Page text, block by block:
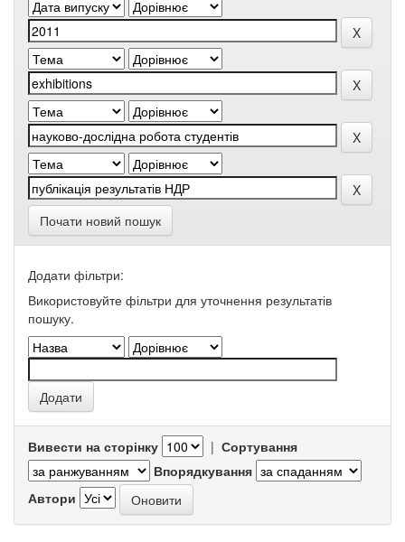
Почати новий пошук
Додати фільтри:
Використовуйте фільтри для уточнення результатів
пошуку.
Вивести на сторінку | Сортування
Впорядкування
Автори